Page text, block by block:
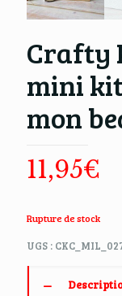
Crafty
mini
mon
11,95€
Rupture de stock
UGS :